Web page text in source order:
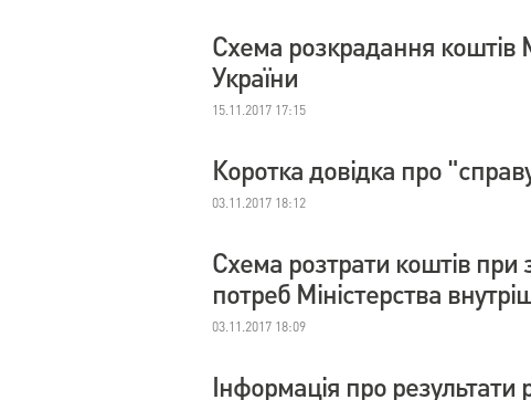
Схема розкрадання коштів
України
15.11.2017 17:15
Коротка довідка про
03.11.2017 18:12
Схема розтрати коштів при
потреб Міністерства
03.11.2017 18:09
Інформація про результати